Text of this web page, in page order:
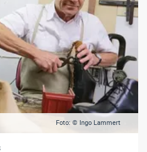
Foto: © Ingo Lammert